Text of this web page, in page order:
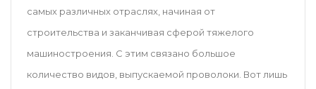
самых различных отраслях, начиная от
строительства и заканчивая сферой тяжелого
машиностроения. С этим связано большое
количество видов, выпускаемой проволоки. Вот лишь